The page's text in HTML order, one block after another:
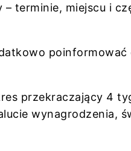
terminie, miejscu i
przekraczający 4
wynagrodzenia,